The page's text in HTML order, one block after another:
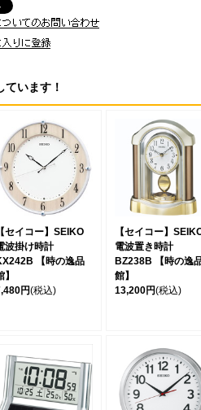
います！
【セイコー】SEIKO
波掛け時計
【時の逸品
】
円(税込)
【セイコー】
電波置き時計
BZ238B 【時の逸
館】
13,200円(税込)